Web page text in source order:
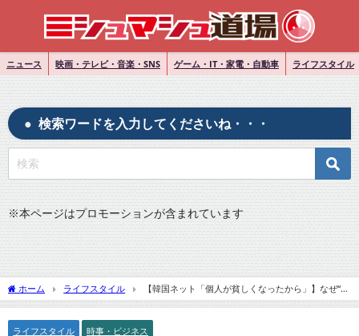
ニュース 映画・テレビ・音楽・SNS ゲーム・IT・家電・自動車 ライフスタイル
検索ワードを入力してくださいね・・・
※本ページはプロモーションが含まれています
ホーム ライフスタイル
【韓国ネット「個人が貧しくなったから」】なぜ“金
持ちの国”日本人は海外旅行しないのか？その理由を探る
ライフスタイル 時事・ビジネス